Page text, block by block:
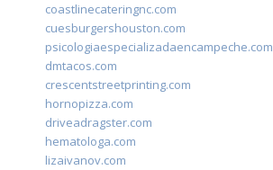
coastlinecateringnc.com
cuesburgershouston.com
psicologiaespecializadaencampeche.com
dmtacos.com
crescentstreetprinting.com
hornopizza.com
driveadragster.com
hematologa.com
lizaivanov.com